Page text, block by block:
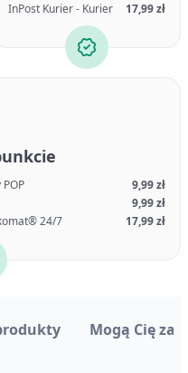
InPost Kurier - Kurier
17,99 zł
9,99 zł
9,99 zł
24/7
17,99 zł
Mogą Cię